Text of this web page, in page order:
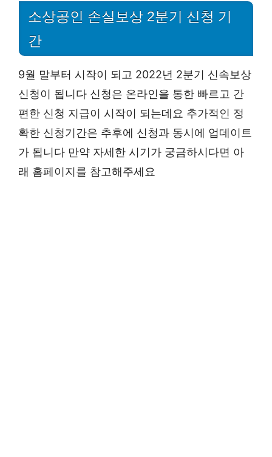
소상공인 손실보상 2분기 신청 기
간
9월 말부터 시작이 되고 2022년 2분기 신속보상
신청이 됩니다 신청은 온라인을 통한 빠르고 간
편한 신청 지급이 시작이 되는데요 추가적인 정
확한 신청기간은 추후에 신청과 동시에 업데이트
가 됩니다 만약 자세한 시기가 궁금하시다면 아
래 홈페이지를 참고해주세요